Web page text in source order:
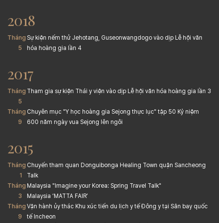
2018
Tháng
5
Sự kiện nếm thử Jehotang, Guseonwangdogo vào dịp Lễ hội văn
hóa hoàng gia lần 4
2017
Tháng
5
Tham gia sự kiện Thái y viện vào dịp Lễ hội văn hóa hoàng gia lần 3
Tháng
9
Chuyên mục "Y học hoàng gia Sejong thực lục" tập 50 Kỷ niệm
600 năm ngày vua Sejong lên ngôi
2015
Tháng
1
Chuyến tham quan Donguibonga Healing Town quận Sancheong
Talk
Tháng
3
Malaysia "Imagine your Korea: Spring Travel Talk"
Malaysia ‘MATTA FAIR’
Tháng
9
Vận hành ủy thác Khu xúc tiến du lịch y tế Đông y tại Sân bay quốc
tế Incheon